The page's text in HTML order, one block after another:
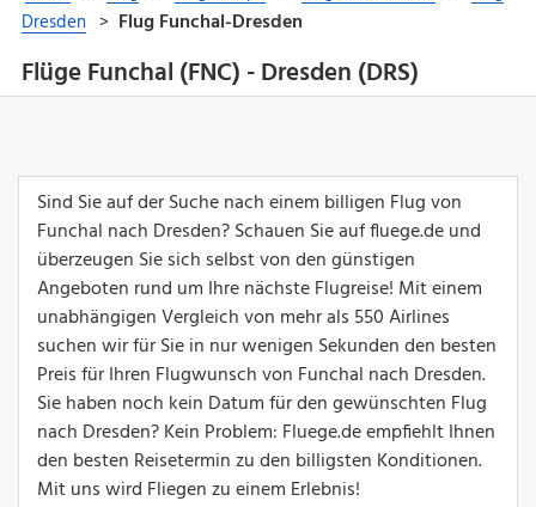
Flüge Funchal (FNC) - Dresden (DRS)
Sind Sie auf der Suche nach einem billigen Flug von
Funchal nach Dresden? Schauen Sie auf fluege.de und
überzeugen Sie sich selbst von den günstigen
Angeboten rund um Ihre nächste Flugreise! Mit einem
unabhängigen Vergleich von mehr als 550 Airlines
suchen wir für Sie in nur wenigen Sekunden den besten
Preis für Ihren Flugwunsch von Funchal nach Dresden.
Sie haben noch kein Datum für den gewünschten Flug
nach Dresden? Kein Problem: Fluege.de empfiehlt Ihnen
den besten Reisetermin zu den billigsten Konditionen.
Mit uns wird Fliegen zu einem Erlebnis!